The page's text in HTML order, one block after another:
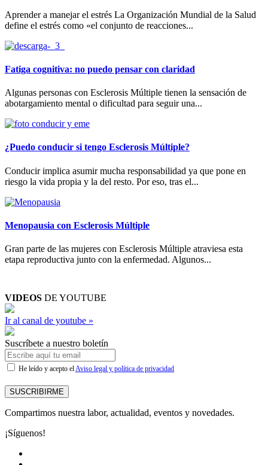
Aprender a manejar el estrés La Organización Mundial de la Salud
define el estrés como «el conjunto de reacciones...
Fatiga cognitiva: no puedo pensar con claridad
Algunas personas con Esclerosis Múltiple tienen la sensación de
abotargamiento mental o dificultad para seguir una...
¿Puedo conducir si tengo Esclerosis Múltiple?
Conducir implica asumir mucha responsabilidad ya que pone en
riesgo la vida propia y la del resto. Por eso, tras el...
Menopausia con Esclerosis Múltiple
Gran parte de las mujeres con Esclerosis Múltiple atraviesa esta
etapa reproductiva junto con la enfermedad. Algunos...
VIDEOS DE YOUTUBE
Ir al canal de youtube »
Suscríbete a nuestro boletín
He leído y acepto elAviso legal y política de privacidad
SUSCRIBIRME
Compartimos nuestra labor, actualidad, eventos y novedades.
¡Síguenos!